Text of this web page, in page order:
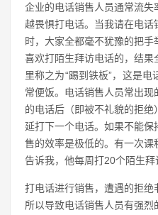
企业的电话销售人员通常流
越畏惧打电话。当我请在电
时，大家全都毫不犹豫的把
喜欢打陌生拜访电话的，结
里称之为“踢到铁板”，这是
常便饭。电话销售人员常出
的电话后（即被不礼貌的拒
延打下一个电话。如果不能
售的效率是极低的。有一次课
告诉我，他每周打20个陌生拜
打电话进行销售，遭遇的拒绝
所以导致电话销售人员有强